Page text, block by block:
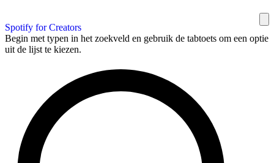
Spotify for Creators
Begin met typen in het zoekveld en gebruik de tabtoets om een optie
uit de lijst te kiezen.